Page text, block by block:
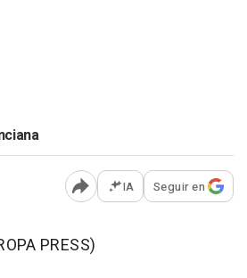
Abrir opciones para
IA Seguir en
PRESS)